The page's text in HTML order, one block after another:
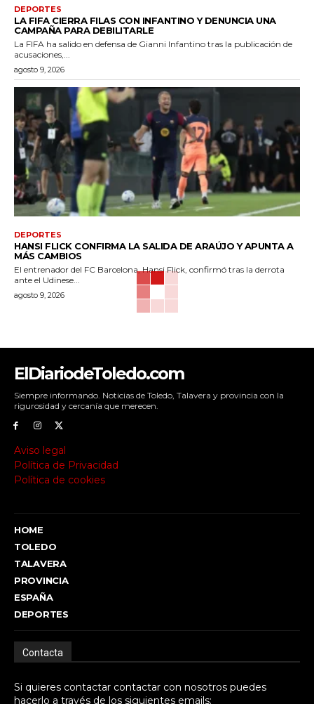
DEPORTES
LA FIFA CIERRA FILAS CON INFANTINO Y DENUNCIA UNA
CAMPAÑA PARA DEBILITARLE
La FIFA ha salido en defensa de Gianni Infantino tras la publicación de
acusaciones,...
agosto 9, 2026
DEPORTES
HANSI FLICK CONFIRMA LA SALIDA DE ARAÚJO Y APUNTA A
MÁS CAMBIOS
El entrenador del FC Barcelona, Hansi Flick, confirmó tras la derrota
ante el Udinese...
agosto 9, 2026
ElDiariodeToledo.com
Siempre informando. Noticias de Toledo, Talavera y provincia con la
rigurosidad y cercanía que merecen.
Aviso legal
Política de Privacidad
Política de cookies
HOME
TOLEDO
TALAVERA
PROVINCIA
ESPAÑA
DEPORTES
Contacta
Si quieres contactar contactar con nosotros puedes
hacerlo a través de los siguientes emails: